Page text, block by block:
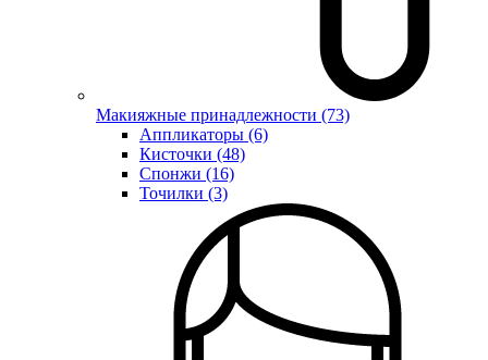
Макияжные принадлежности (73)
Аппликаторы (6)
Кисточки (48)
Спонжи (16)
Точилки (3)